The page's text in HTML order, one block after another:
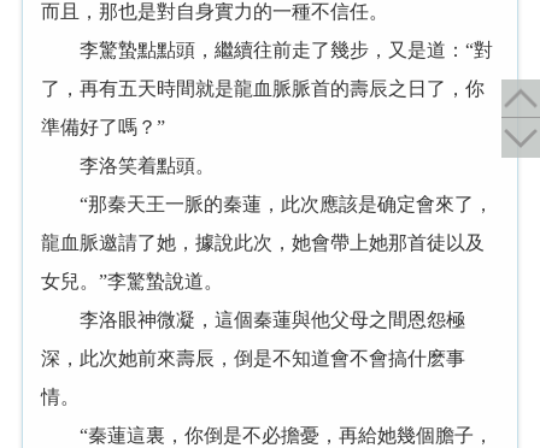
而且，那也是對自身實力的一種不信任。
李驚蟄點點頭，繼續往前走了幾步，又是道：“對
了，再有五天時間就是龍血脈脈首的壽辰之日了，你
準備好了嗎？”
李洛笑着點頭。
“那秦天王一脈的秦蓮，此次應該是确定會來了，
龍血脈邀請了她，據說此次，她會帶上她那首徒以及
女兒。”李驚蟄說道。
李洛眼神微凝，這個秦蓮與他父母之間恩怨極
深，此次她前來壽辰，倒是不知道會不會搞什麽事
情。
“秦蓮這裏，你倒是不必擔憂，再給她幾個膽子，